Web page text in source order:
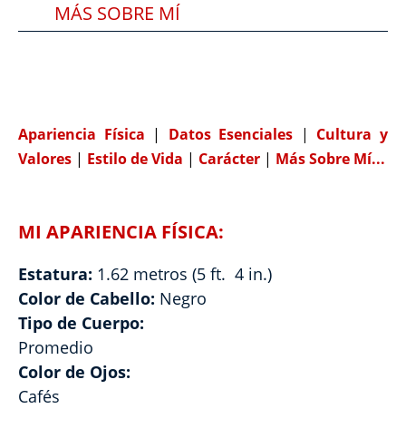
MÁS SOBRE MÍ
Apariencia Física | Datos Esenciales | Cultura y
Valores | Estilo de Vida | Carácter | Más Sobre Mí...
MI APARIENCIA FÍSICA:
Estatura: 1.62 metros (5 ft. 4 in.)
Color de Cabello: Negro
Tipo de Cuerpo:
Promedio
Color de Ojos:
Cafés